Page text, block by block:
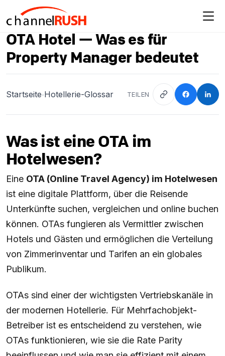
OTA Hotel — Was es für
Property Manager bedeutet
Startseite•Hotellerie-Glossar TEILEN
Was ist eine OTA im
Hotelwesen?
Eine OTA (Online Travel Agency) im Hotelwesen
ist eine digitale Plattform, über die Reisende
Unterkünfte suchen, vergleichen und online buchen
können. OTAs fungieren als Vermittler zwischen
Hotels und Gästen und ermöglichen die Verteilung
von Zimmerinventar und Tarifen an ein globales
Publikum.
OTAs sind einer der wichtigsten Vertriebskanäle in
der modernen Hotellerie. Für Mehrfachobjekt-
Betreiber ist es entscheidend zu verstehen, wie
OTAs funktionieren, wie sie die Rate Parity